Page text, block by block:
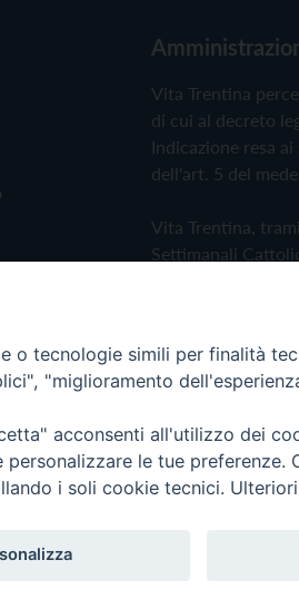
Vita Trentina
di cui al decreto
Indicazione resa
dell'art. 5 del
Vita Trentina,
Settimanali
Privacy Policy
- Vita Trentina Editrice
o tecnologie simili per finalità
"miglioramento
acconsenti all'utilizzo dei
le tue
i soli cookie tecnici.